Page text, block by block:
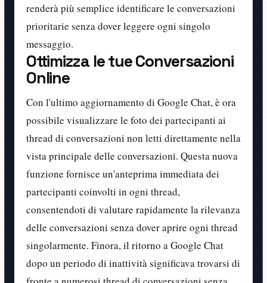
renderà più semplice identificare le conversazioni
prioritarie senza dover leggere ogni singolo
messaggio.
Ottimizza le tue Conversazioni
Online
Con l'ultimo aggiornamento di Google Chat, è ora
possibile visualizzare le foto dei partecipanti ai
thread di conversazioni non letti direttamente nella
vista principale delle conversazioni. Questa nuova
funzione fornisce un'anteprima immediata dei
partecipanti coinvolti in ogni thread,
consentendoti di valutare rapidamente la rilevanza
delle conversazioni senza dover aprire ogni thread
singolarmente. Finora, il ritorno a Google Chat
dopo un periodo di inattività significava trovarsi di